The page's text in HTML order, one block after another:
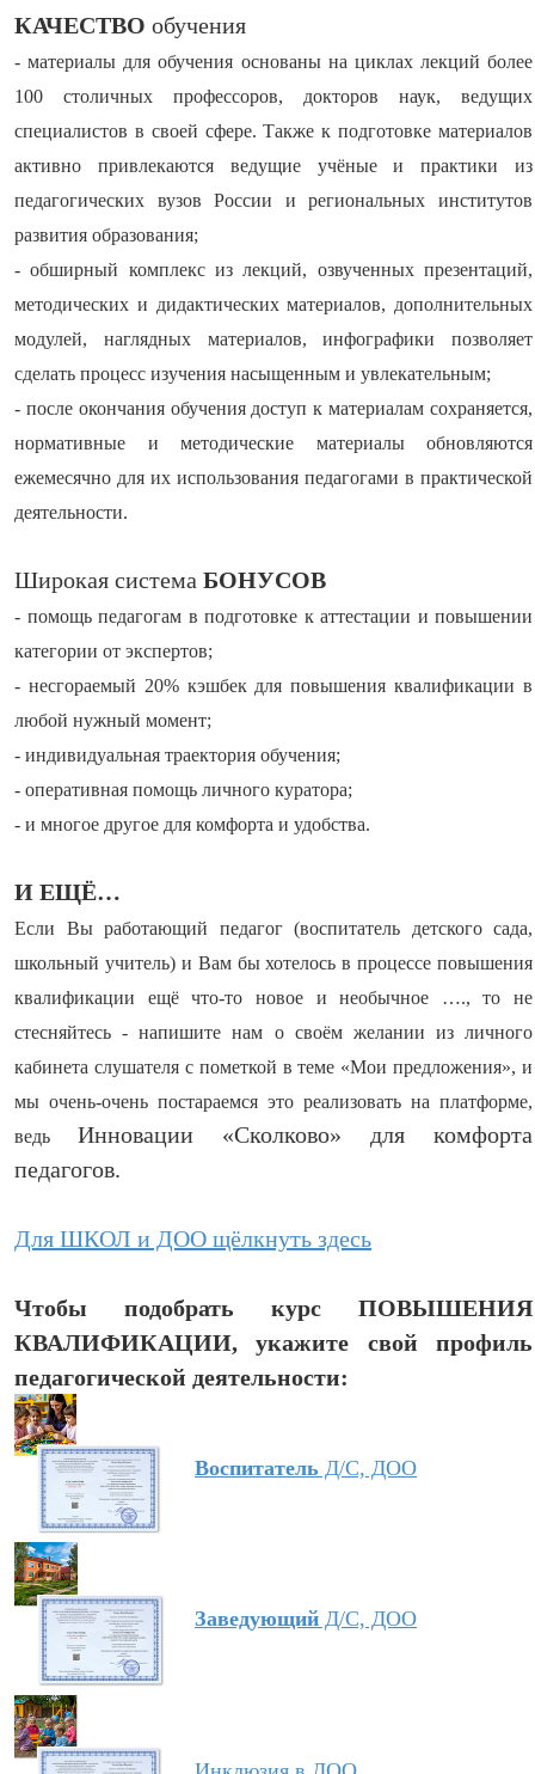
КАЧЕСТВО обучения
- материалы для обучения основаны на циклах лекций более
100 столичных профессоров, докторов наук, ведущих
специалистов в своей сфере. Также к подготовке материалов
активно привлекаются ведущие учёные и практики из
педагогических вузов России и региональных институтов
развития образования;
- обширный комплекс из лекций, озвученных презентаций,
методических и дидактических материалов, дополнительных
модулей, наглядных материалов, инфографики позволяет
сделать процесс изучения насыщенным и увлекательным;
- после окончания обучения доступ к материалам сохраняется,
нормативные и методические материалы обновляются
ежемесячно для их использования педагогами в практической
деятельности.
Широкая система БОНУСОВ
- помощь педагогам в подготовке к аттестации и повышении
категории от экспертов;
- несгораемый 20% кэшбек для повышения квалификации в
любой нужный момент;
- индивидуальная траектория обучения;
- оперативная помощь личного куратора;
- и многое другое для комфорта и удобства.
И ЕЩЁ…
Если Вы работающий педагог (воспитатель детского сада,
школьный учитель) и Вам бы хотелось в процессе повышения
квалификации ещё что-то новое и необычное …., то не
стесняйтесь - напишите нам о своём желании из личного
кабинета слушателя с пометкой в теме «Мои предложения», и
мы очень-очень постараемся это реализовать на платформе,
ведь Инновации «Сколково» для комфорта
педагогов.
Для ШКОЛ и ДОО щёлкнуть здесь
Чтобы подобрать курс ПОВЫШЕНИЯ
КВАЛИФИКАЦИИ, укажите свой профиль
педагогической деятельности:
Воспитатель Д/С, ДОО
Заведующий Д/С, ДОО